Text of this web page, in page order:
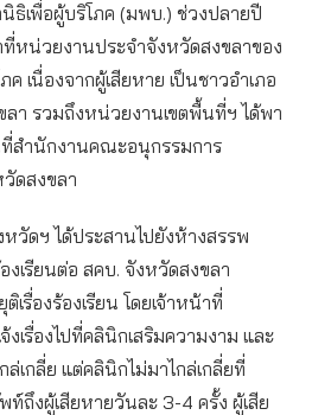
นิธิเพื่อผู้บริโภค (มพบ.) ช่วงปลายปี
ที่หน่วยงานประจำจังหวัดสงขลาของ
เนื่องจากผู้เสียหาย เป็นชาวอำเภอ
า รวมถึงหน่วยงานเขตพื้นที่ฯ ได้พา
ที่สำนักงานคณะอนุกรรมการ
ดสงขลา
วัดฯ ได้ประสานไปยังห้างสรรพ
เรียนต่อ สคบ. จังหวัดสงขลา
เรื่องร้องเรียน โดยเจ้าหน้าที่
งเรื่องไปที่คลินิกเสริมความงาม และ
เกลี่ย แต่คลินิกไม่มาไกล่เกลี่ยที่
ท์ถึงผู้เสียหายวันละ 3-4 ครั้ง ผู้เสีย